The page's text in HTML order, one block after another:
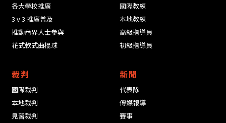
各大學校推廣
3 v 3 推廣普及
推動商界人士參與
花式軟式曲棍球
國際教練
本地教練
高級指導員
初級指導員
裁判
國際裁判
本地裁判
見習裁判
新聞
代表隊
傳媒報導
賽事